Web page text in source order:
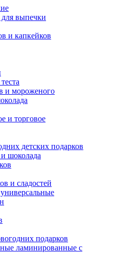
выпечки
и капкейков
и мороженого
и торговое
детских подарков
шоколада
и сладостей
подарков
ламинированные с